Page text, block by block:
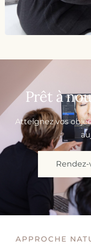
Prêt à
Atteignez vos
APPROCHE